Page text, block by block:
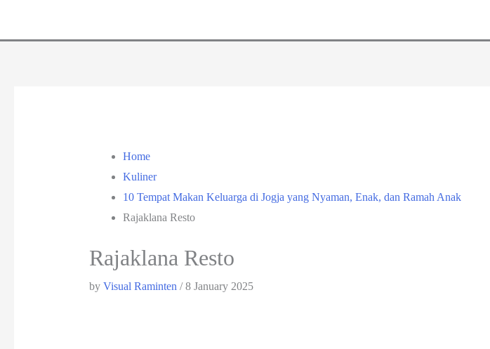
Home
Kuliner
10 Tempat Makan Keluarga di Jogja yang Nyaman, Enak, dan Ramah Anak
Rajaklana Resto
Rajaklana Resto
by Visual Raminten /8 January 2025